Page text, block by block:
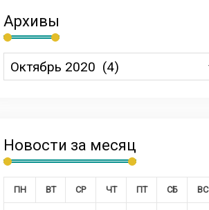
Архивы
Новости за месяц
ПН ВТ СР ЧТ ПТ СБ ВС